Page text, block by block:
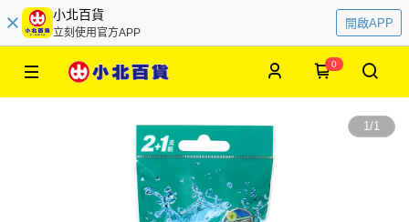
小北百貨
立刻使用官方APP
開啟APP
0
1/1